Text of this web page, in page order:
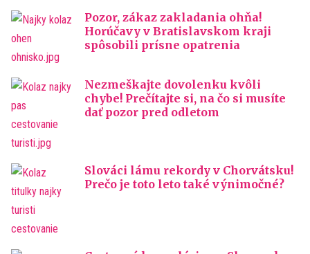
Pozor, zákaz zakladania ohňa!
Horúčavy v Bratislavskom kraji
spôsobili prísne opatrenia
Nezmeškajte dovolenku kvôli
chybe! Prečítajte si, na čo si musíte
dať pozor pred odletom
Slováci lámu rekordy v Chorvátsku!
Prečo je toto leto také výnimočné?